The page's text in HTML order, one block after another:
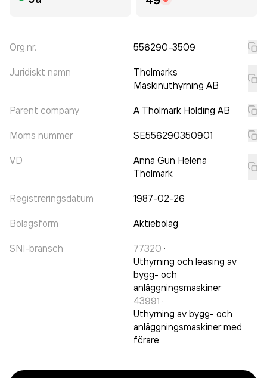
Org.nr. 556290-3509
Juridiskt namn
Tholmarks
Maskinuthyrning AB
Parent company A Tholmark Holding AB
Moms nummer SE556290350901
VD
Anna Gun Helena
Tholmark
Registreringsdatum 1987-02-26
Bolagsform Aktiebolag
SNI-bransch 77320 ·
Uthyrning och leasing av
bygg- och
anläggningsmaskiner
43991 ·
Uthyrning av bygg- och
anläggningsmaskiner med
förare